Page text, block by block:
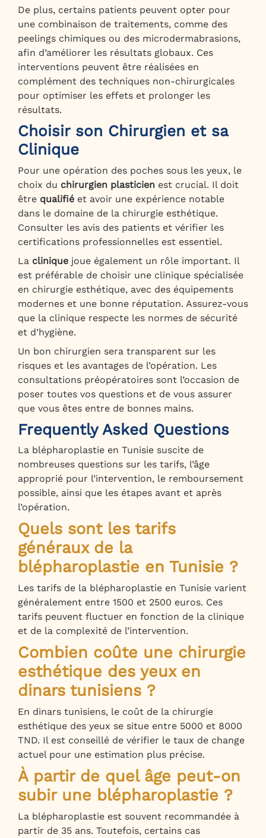
De plus, certains patients peuvent opter pour
une combinaison de traitements, comme des
peelings chimiques ou des microdermabrasions,
afin d’améliorer les résultats globaux. Ces
interventions peuvent être réalisées en
complément des techniques non-chirurgicales
pour optimiser les effets et prolonger les
résultats.
Choisir son Chirurgien et sa
Clinique
Pour une opération des poches sous les yeux, le
choix du chirurgien plasticien est crucial. Il doit
être qualifié et avoir une expérience notable
dans le domaine de la chirurgie esthétique.
Consulter les avis des patients et vérifier les
certifications professionnelles est essentiel.
La clinique joue également un rôle important. Il
est préférable de choisir une clinique spécialisée
en chirurgie esthétique, avec des équipements
modernes et une bonne réputation. Assurez-vous
que la clinique respecte les normes de sécurité
et d’hygiène.
Un bon chirurgien sera transparent sur les
risques et les avantages de l’opération. Les
consultations préopératoires sont l’occasion de
poser toutes vos questions et de vous assurer
que vous êtes entre de bonnes mains.
Frequently Asked Questions
La blépharoplastie en Tunisie suscite de
nombreuses questions sur les tarifs, l’âge
approprié pour l’intervention, le remboursement
possible, ainsi que les étapes avant et après
l’opération.
Quels sont les tarifs
généraux de la
blépharoplastie en Tunisie ?
Les tarifs de la blépharoplastie en Tunisie varient
généralement entre 1500 et 2500 euros. Ces
tarifs peuvent fluctuer en fonction de la clinique
et de la complexité de l’intervention.
Combien coûte une chirurgie
esthétique des yeux en
dinars tunisiens ?
En dinars tunisiens, le coût de la chirurgie
esthétique des yeux se situe entre 5000 et 8000
TND. Il est conseillé de vérifier le taux de change
actuel pour une estimation plus précise.
À partir de quel âge peut-on
subir une blépharoplastie ?
La blépharoplastie est souvent recommandée à
partir de 35 ans. Toutefois, certains cas